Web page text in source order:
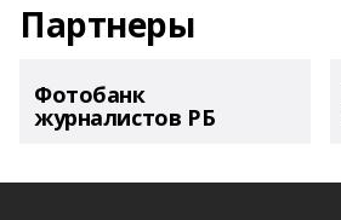
Партнеры
Фотобанк
журналистов РБ